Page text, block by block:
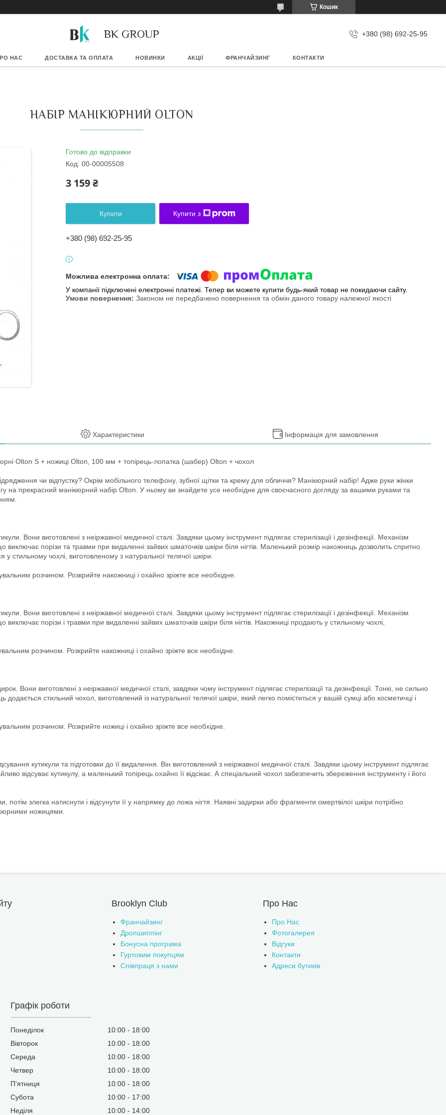
Кошик
BK GROUP +380 (98) 692-25-95
НАС ДОСТАВКА ТА ОПЛАТА НОВИНКИ АКЦІЇ ФРАНЧАЙЗИНГ КОНТАКТИ
НАБІР МАНІКЮРНИЙ OLTON
Готово до відправки
Код: 00-00005508
3 159 ₴
Купити Купити з
+380 (98) 692-25-95
У компанії підключені електронні платежі. Тепер ви можете купити будь-який товар не покидаючи сайту.
Законом не передбачено повернення та обмін даного товару належної якості
Характеристики Інформація для замовлення
Olton S + ножиці Olton, 100 мм + топірець-лопатка (шабер) Olton + чохол
чи відпустку? Окрім мобільного телефону, зубної щітки та крему для обличчя? Манікюрний набір! Адже руки жінки
на прекрасний манікюрний набір Olton. У ньому ви знайдете усе необхідне для своєчасного догляду за вашими руками та
Вони виготовлені з неіржавної медичної сталі. Завдяки цьому інструмент підлягає стерилізації і дезінфекції. Механізм
виключає порізи та травми при видаленні зайвих шматочків шкіри біля нігтів. Маленький розмір накожниць дозволить спритно
стильному чохлі, виготовленому з натуральної телячої шкіри.
розчином. Розкрийте накожниці і охайно зріжте все необхідне.
Вони виготовлені з неіржавної медичної сталі. Завдяки цьому інструмент підлягає стерилізації і дезінфекції. Механізм
порізи і травми при видаленні зайвих шматочків шкіри біля нігтів. Накожниці продають у стильному чохлі,
розчином. Розкрийте накожниці і охайно зріжте все необхідне.
Вони виготовлені з неіржавної медичної сталі, завдяки чому інструмент підлягає стерилізації та дезінфекції. Тонкі, не сильно
стильний чохол, виготовлений із натуральної телячої шкіри, який легко поміститься у вашій сумці або косметичці і
розчином. Розкрийте ножиці і охайно зріжте все необхідне.
кутикули та підготовки до її видалення. Він виготовлений з неіржавної медичної сталі. Завдяки цьому інструмент підлягає
відсуває кутикулу, а маленький топірець охайно її відсікає. А спеціальний чохол забезпечить збереження інструменту і його
потім злегка натиснути і відсунути її у напрямку до ложа нігтя. Наявні задирки або фрагменти омертвілої шкіри потрібно
ножицями.
Brooklyn Club
Франчайзинг
Дропшиппінг
Бонусна програма
Гуртовим покупцям
Співпраця з нами
Про Нас
Про Нас
Фотогалерея
Відгуки
Контакти
Адреси бутиків
Графік роботи
Понеділок 10:00
18:00
Вівторок
10:00
18:00
Середа
10:00
18:00
Четвер
10:00
18:00
Пʼятниця
10:00
18:00
Субота
10:00
17:00
Неділя
10:00 14:00